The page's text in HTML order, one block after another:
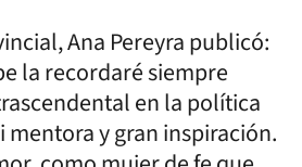
Ana Pereyra publicó:
la recordaré siempre
en la política
mentora y gran inspiración.